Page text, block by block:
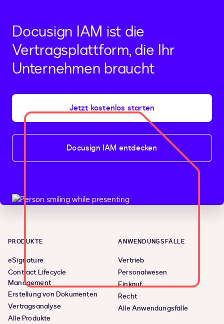
Docusign IAM ist die
Vertragsplattform, die Ihr
Unternehmen braucht
Jetzt kostenlos starten
Docusign IAM entdecken
PRODUKTE
eSignature
Contract Lifecycle
Management
Erstellung von Dokumenten
Vertragsanalyse
Alle Produkte
ANWENDUNGSFÄLLE
Vertrieb
Personalwesen
Einkauf
Recht
Alle Anwendungsfälle